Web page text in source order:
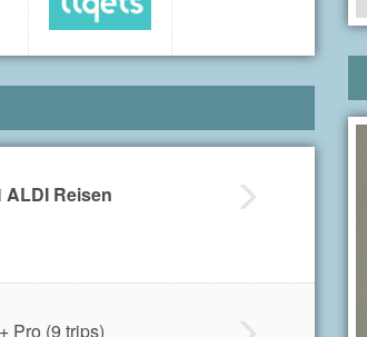
ALDI Reisen
Pro (9 trips)